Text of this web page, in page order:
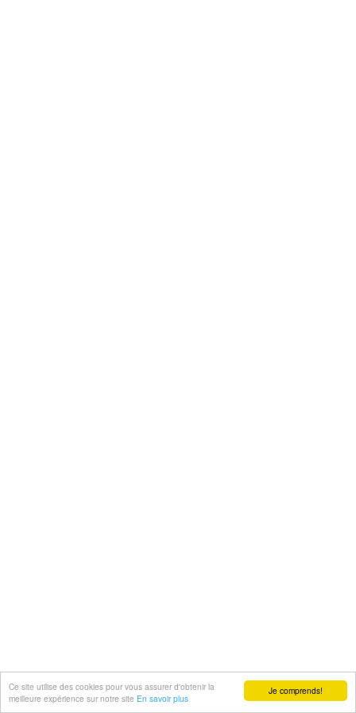
Je comprends!
Ce site utilise des cookies pour vous assurer d'obtenir la
meilleure expérience sur notre site En savoir plus